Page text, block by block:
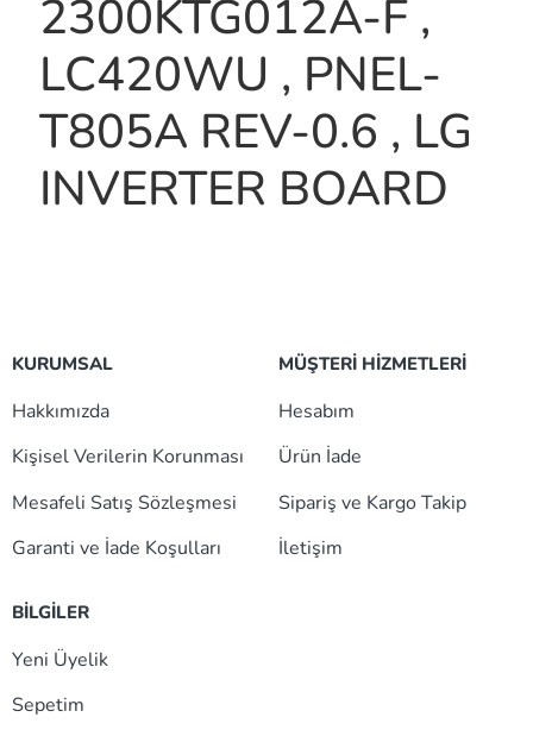
2300KTG012A-F ,
LC420WU , PNEL-
T805A REV-0.6 , LG
INVERTER BOARD
KURUMSAL
Hakkımızda
Kişisel Verilerin Korunması
Mesafeli Satış Sözleşmesi
Garanti ve İade Koşulları
MÜŞTERİ HİZMETLERİ
Hesabım
Ürün İade
Sipariş ve Kargo Takip
İletişim
BİLGİLER
Yeni Üyelik
Sepetim